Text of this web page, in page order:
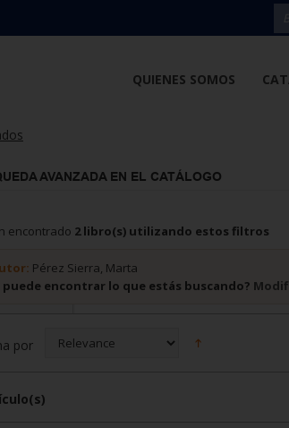
QUIENES SOMOS
AVANZADA EN EL CATÁLOGO
encontrado 2 libro(s) utilizando estos filtros
Pérez Sierra, Marta
puede encontrar lo que estás buscando?
por